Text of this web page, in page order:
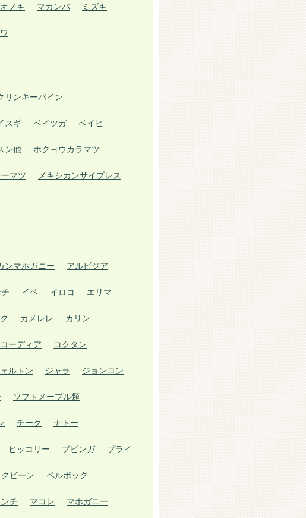
ノキ マカンバ ミズキ
リンキーパイン
スギ ベイツガ ベイヒ
ン他 ホクヨウカラマツ
マツ メキシカンサイプレス
ンマホガニー アルビジア
イペ イロコ エリマ
カメレレ カリン
コーディア コクタン
ルトン ジャラ ジョンコン
ソフトメープル類
チーク ナトー
ヒッコリー ブビンガ プライ
ビーン ペルポック
チ マコレ マホガニー